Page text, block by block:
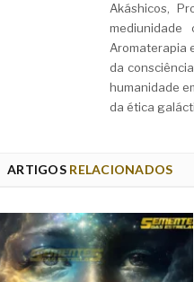
Akáshicos,
mediunidade
Aromaterapia
da
humanidade
da ética
ARTIGOSRELACIONADOS